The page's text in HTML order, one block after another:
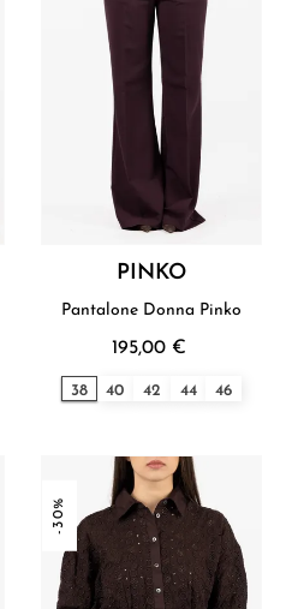
PINKO
Pantalone Donna Pinko
195,00 €
38 40 42 44 46
-30%